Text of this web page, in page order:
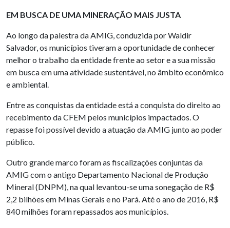
EM BUSCA DE UMA MINERAÇÃO MAIS JUSTA
Ao longo da palestra da AMIG, conduzida por Waldir
Salvador, os municípios tiveram a oportunidade de conhecer
melhor o trabalho da entidade frente ao setor e a sua missão
em busca em uma atividade sustentável, no âmbito econômico
e ambiental.
Entre as conquistas da entidade está a conquista do direito ao
recebimento da CFEM pelos municípios impactados. O
repasse foi possível devido a atuação da AMIG junto ao poder
público.
Outro grande marco foram as fiscalizações conjuntas da
AMIG com o antigo Departamento Nacional de Produção
Mineral (DNPM), na qual levantou-se uma sonegação de R$
2,2 bilhões em Minas Gerais e no Pará. Até o ano de 2016, R$
840 milhões foram repassados aos municípios.